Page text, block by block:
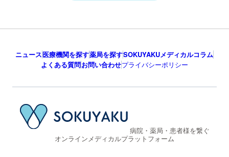
ニュース医療機関を探す薬局を探すSOKUYAKUメディカルコラム
よくある質問お問い合わせプライバシーポリシー
病院・薬局・患者様を繋ぐ
オンラインメディカルプラットフォーム